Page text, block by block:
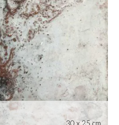
30 x 25 cm